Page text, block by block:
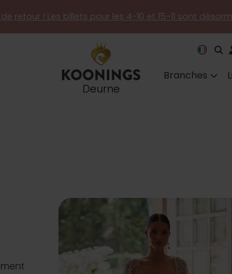
retour ! Les billets pour les 4-10 et 15-11 sont
Deurne
Branches